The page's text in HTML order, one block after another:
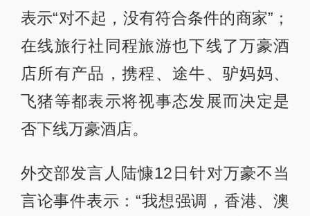
表示“对不起，没有符合条件的商家”；
在线旅行社同程旅游也下线了万豪酒
店所有产品，携程、途牛、驴妈妈、
飞猪等都表示将视事态发展而决定是
否下线万豪酒店。
外交部发言人陆慷12日针对万豪不当
言论事件表示：“我想强调，香港、澳